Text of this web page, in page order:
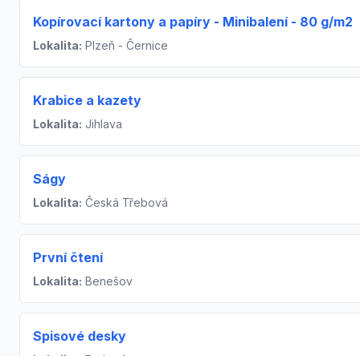
Kopírovací kartony a papíry - Minibalení - 80 g/m2
Lokalita: Plzeň - Černice
Krabice a kazety
Lokalita: Jihlava
Ságy
Lokalita: Česká Třebová
První čtení
Lokalita: Benešov
Spisové desky